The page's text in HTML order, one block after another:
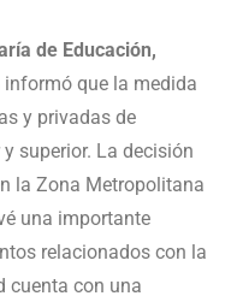
de Educación,
informó que la medida
y privadas de
superior. La decisión
la Zona Metropolitana
una importante
relacionados con la
cuenta con una